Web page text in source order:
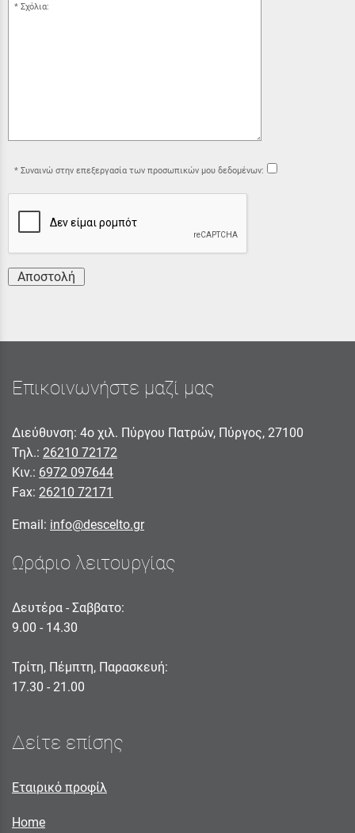
Σχόλια:
Συναινώ στην επεξεργασία των προσωπικών μου δεδομένων:
Αποστολή
Επικοινωνήστε μαζί μας
Διεύθυνση: 4ο χιλ. Πύργου Πατρών, Πύργος, 27100
Τηλ.: 26210 72172
Κιν.: 6972 097644
Fax: 26210 72171
Email: info@descelto.gr
Ωράριο λειτουργίας
Δευτέρα - Σαββατο:
9.00 - 14.30
Τρίτη, Πέμπτη, Παρασκευή:
17.30 - 21.00
Δείτε επίσης
Εταιρικό προφίλ
Home